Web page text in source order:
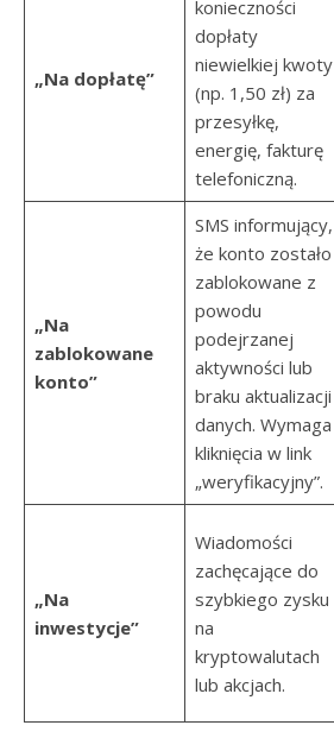
„Na dopłatę”
konieczności
dopłaty
niewielkiej kwoty
(np. 1,50 zł) za
przesyłkę,
energię, fakturę
telefoniczną.
„Na
zablokowane
konto”
SMS informujący,
że konto zostało
zablokowane z
powodu
podejrzanej
aktywności lub
braku aktualizacji
danych. Wymaga
kliknięcia w link
„weryfikacyjny”.
„Na
inwestycje”
Wiadomości
zachęcające do
szybkiego zysku
na
kryptowalutach
lub akcjach.